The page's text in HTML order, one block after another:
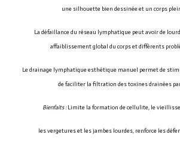
une silhouette bien dessinée et un corps
La défaillance du réseau lymphatique peut avoir de
affaiblissement global du corps et différents
Le drainage lymphatique esthétique manuel permet de
de faciliter la filtration des toxines drainées
Bienfaits :Limite la formation de cellulite, le
les vergetures et les jambes lourdes, renforce les